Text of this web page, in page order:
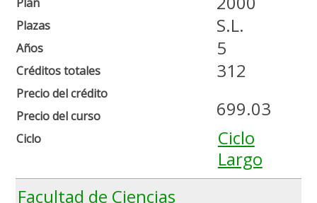
Plazas
Años
Créditos totales
Precio del crédito
Precio del curso
Ciclo
S.L.
5
312
699.03
Ciclo
Largo
Facultad de Ciencias